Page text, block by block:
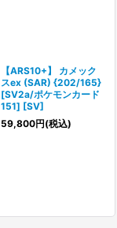
【ARS10+】 カメック
スex (SAR) {202/165}
[SV2a/ポケモンカード
151] [SV]
59,800円(税込)